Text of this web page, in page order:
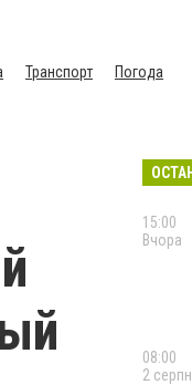
Транспорт Погода
15:00
Вчора
08:00
2